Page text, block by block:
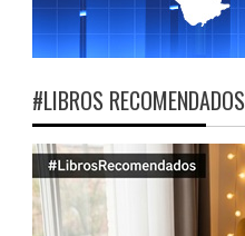
#LIBROS RECOMENDADOS